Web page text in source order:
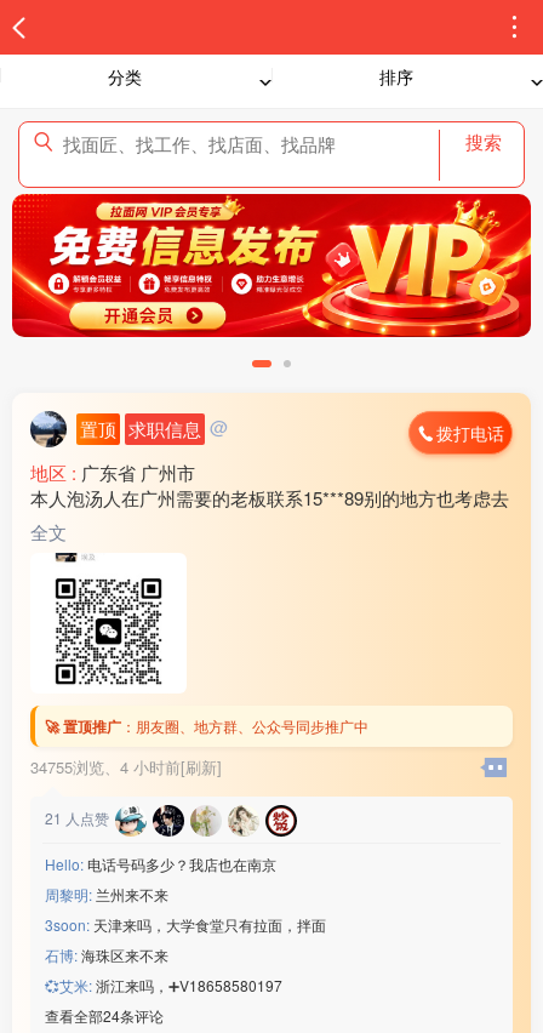
分类 排序
搜索
置顶 求职信息 @ 拨打电话
地区 : 广东省 广州市
本人泡汤人在广州需要的老板联系15***89别的地方也考虑去
全文
🚀 置顶推广 ： 朋友圈、地方群、公众号同步推广中
34755浏览、 4 小时前[刷新]
21 人点赞
Hello: 电话号码多少？我店也在南京
周黎明: 兰州来不来
3soon: 天津来吗，大学食堂只有拉面，拌面
石博:海珠区来不来
💞艾米:浙江来吗，➕V18658580197
查看全部24条评论